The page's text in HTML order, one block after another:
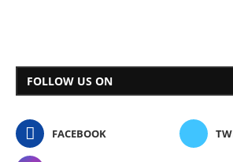
FOLLOW US ON
FACEBOOK